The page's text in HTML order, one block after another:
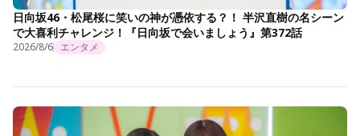
日向坂46・松尾桜に笑いの神が憑依する？！ 半沢直樹の名シーン
で大喜利チャレンジ！『日向坂で会いましょう』第372話
2026/8/6 エンタメ